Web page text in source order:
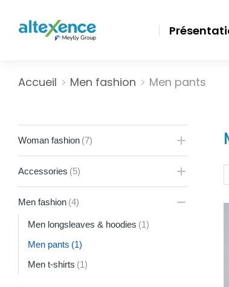
Vous êtes ici :
Accueil Men fashion Men pants
Woman fashion (7)
Accessories (5)
Men fashion (4)
Men longsleaves & hoodies (1)
Men pants (1)
Men t-shirts (1)